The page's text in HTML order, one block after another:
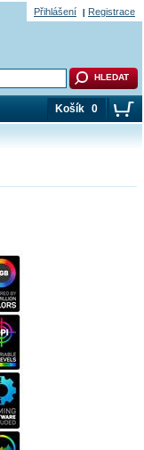
Košík 0
Přihlášení Registrace